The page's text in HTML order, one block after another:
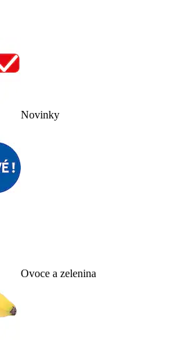
Novinky
Ovoce a zelenina